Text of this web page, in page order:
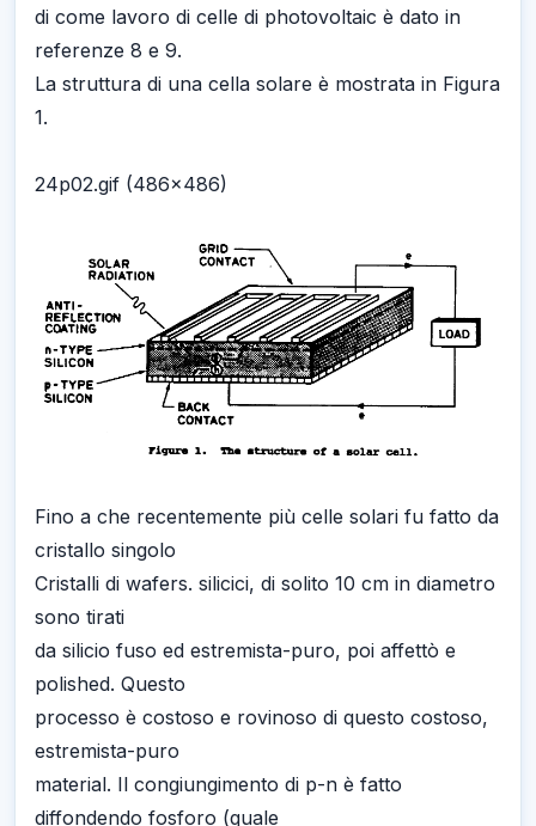
di come lavoro di celle di photovoltaic è dato in
referenze 8 e 9.
La struttura di una cella solare è mostrata in Figura
1.
24p02.gif (486x486)
Fino a che recentemente più celle solari fu fatto da
cristallo singolo
Cristalli di wafers. silicici, di solito 10 cm in diametro
sono tirati
da silicio fuso ed estremista-puro, poi affettò e
polished. Questo
processo è costoso e rovinoso di questo costoso,
estremista-puro
material. Il congiungimento di p-n è fatto
diffondendo fosforo (quale